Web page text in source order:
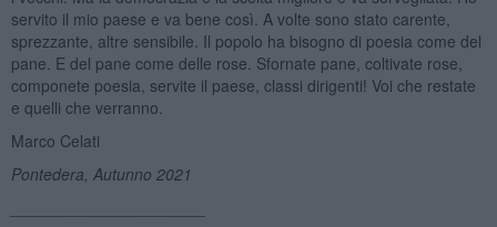
servito il mio paese e va bene così. A volte sono stato carente,
sprezzante, altre sensibile. Il popolo ha bisogno di poesia come del
pane. E del pane come delle rose. Sfornate pane, coltivate rose,
componete poesia, servite il paese, classi dirigenti! Voi che restate
e quelli che verranno.
Marco Celati
Pontedera, Autunno 2021